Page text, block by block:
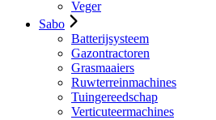
Veger
Sabo
Batterijsysteem
Gazontractoren
Grasmaaiers
Ruwterreinmachines
Tuingereedschap
Verticuteermachines